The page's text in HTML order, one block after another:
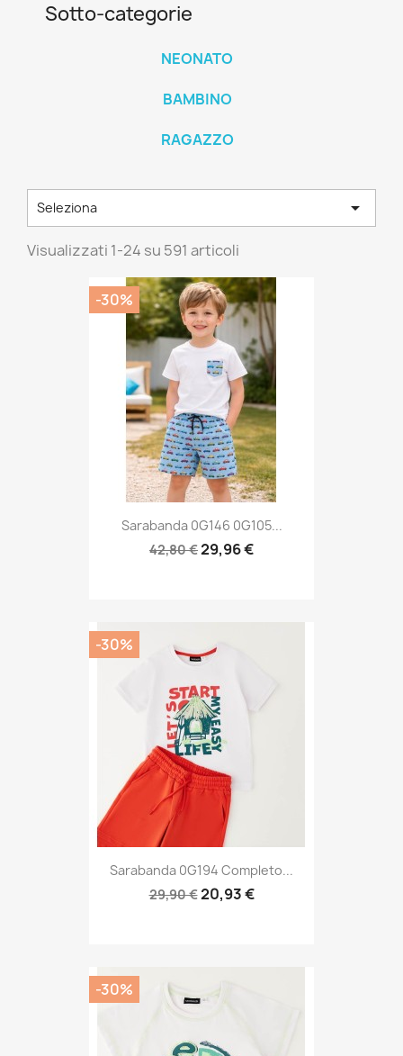
Sotto-categorie
NEONATO
BAMBINO
RAGAZZO
Seleziona 
Visualizzati 1-24 su 591 articoli
Sarabanda 0G146 0G105...
42,80 €29,96 €
-30%
Sarabanda 0G194 Completo...
29,90 €20,93 €
-30%
-30%